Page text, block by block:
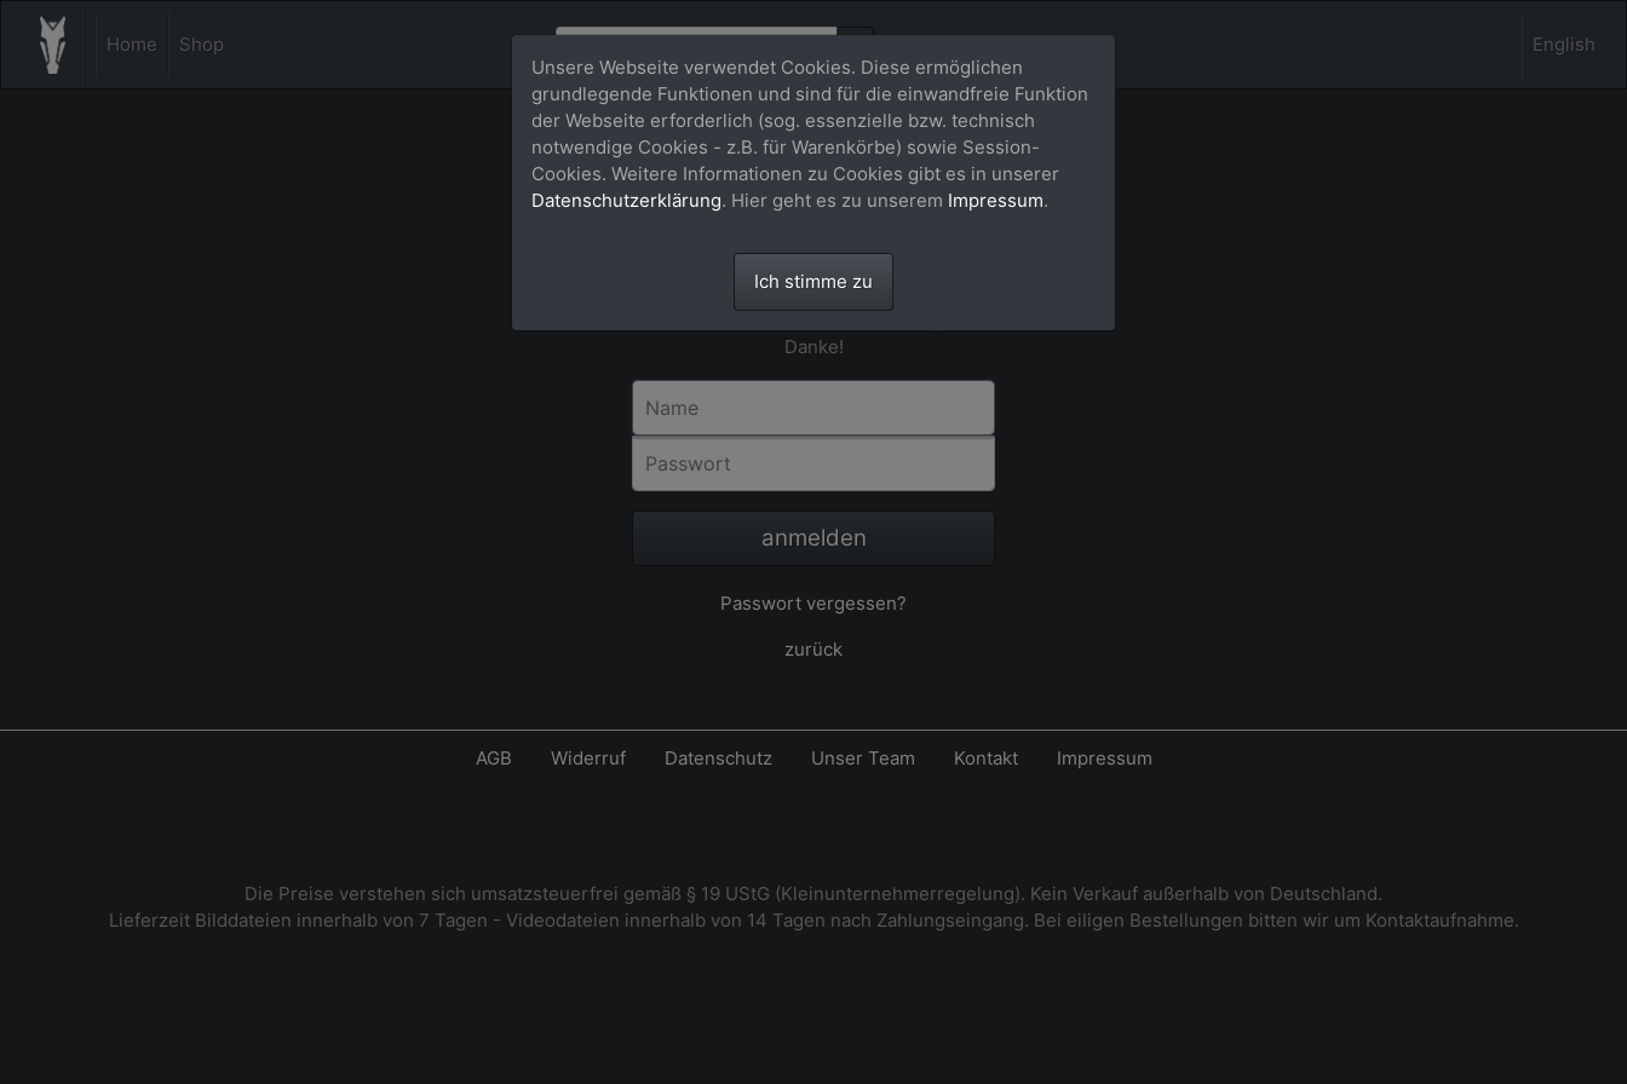
Home Shop English
Anmeldung
Für eine Bestellung in unserem Shop ist
dem Check-out-Vorgang über dem
Danke!
Passwort
anmelden
Passwort vergessen?
zurück
Unsere Webseite verwendet Cookies. Diese ermöglichen
grundlegende Funktionen und sind für die einwandfreie Funktion
der Webseite erforderlich (sog. essenzielle bzw. technisch
notwendige Cookies - z.B. für Warenkörbe) sowie Session-
Cookies. Weitere Informationen zu Cookies gibt es in unserer
Datenschutzerklärung. Hier geht es zu unserem Impressum.
Ich stimme zu
AGB Widerruf Datenschutz Unser Team Kontakt Impressum
Die Preise verstehen sich umsatzsteuerfrei gemäß § 19 UStG (Kleinunternehmerregelung). Kein Verkauf außerhalb von Deutschland.
Lieferzeit Bilddateien innerhalb von 7 Tagen - Videodateien innerhalb von 14 Tagen nach Zahlungseingang. Bei eiligen Bestellungen bitten wir um Kontaktaufnahme.